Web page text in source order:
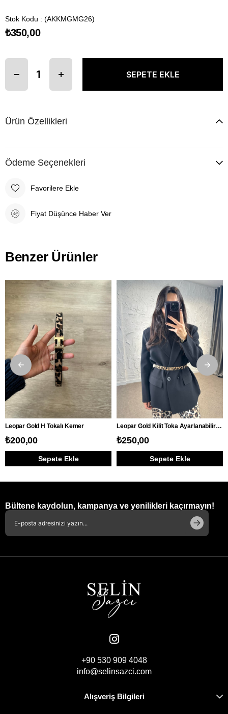
Stok Kodu (AKKMGMG26)
₺350,00
Ürün Özellikleri
Ödeme Seçenekleri
Favorilere Ekle
Fiyat Düşünce Haber Ver
Benzer Ürünler
Leopar Gold H Tokalı Kemer
₺200,00
Sepete Ekle
Leopar Gold Kilit Toka Ayarlanabilir Kemer
₺250,00
Sepete Ekle
Bültene kaydolun, kampanya ve yenilikleri kaçırmayın!
+90 530 909 4048
info@selinsazci.com
Alışveriş Bilgileri